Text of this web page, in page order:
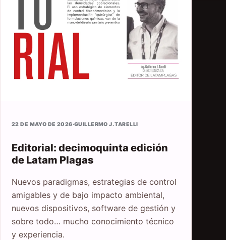
22 DE MAYO DE 2026·GUILLERMO J. TARELLI
Editorial: decimoquinta edición
de Latam Plagas
Nuevos paradigmas, estrategias de control
amigables y de bajo impacto ambiental,
nuevos dispositivos, software de gestión y
sobre todo… mucho conocimiento técnico
y experiencia.